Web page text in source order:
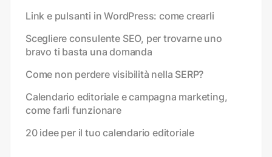
Link e pulsanti in WordPress: come crearli
Scegliere consulente SEO, per trovarne uno
bravo ti basta una domanda
Come non perdere visibilità nella SERP?
Calendario editoriale e campagna marketing,
come farli funzionare
20 idee per il tuo calendario editoriale